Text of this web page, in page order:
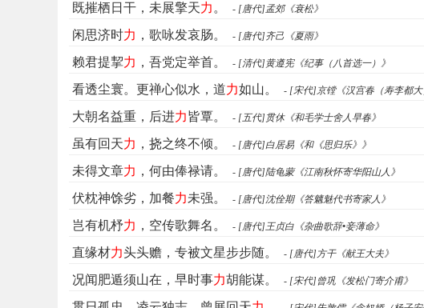
既摧栖日干，未展擎天力 。 - [唐代]孟郊《衰松》
闲思济时力 ，歌咏发哀肠。 - [唐代]齐己《夏雨》
赖君提挈力 ，吾党定举首。 - [清代]黄遵宪《纪事（八首选一）》
看透尘寰。更禅心似水，道力如山。 - [宋代]京镗《汉宫春（寿李都大
大朝名益重，后进力皆覃。 - [五代]贯休《和毛学士舍人早春》
虽有回天力 ，挠之终不倾。 - [唐代]白居易《和《思归乐》》
未得文章力 ，何由俸禄请。 - [唐代]陆龟蒙《江南秋怀寄华阳山人》
伏枕神馀劣，加餐力未强。 - [唐代]沈佺期《答魑魅代书寄家人》
岂有机杼力 ，空传歌舞名。 - [唐代]王贞白《杂曲歌辞•妾薄命》
直缘材力头头赡，专被文星步步随。 - [唐代]方干《献王大夫》
况闻肥遁须山在，早时事力胡能谋。 - [宋代]曾巩《发松门寄介甫》